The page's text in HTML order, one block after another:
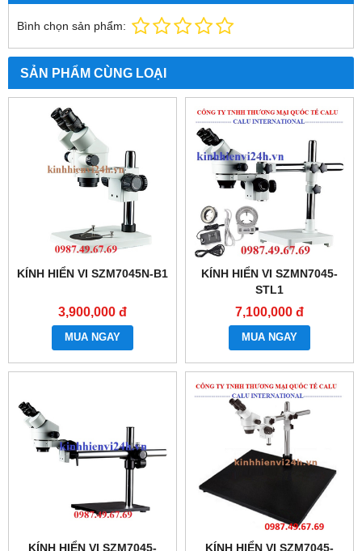
Bình chọn sản phẩm:
SẢN PHẨM CÙNG LOẠI
KÍNH HIỂN VI SZM7045N-B1
3,900,000 đ
MUA NGAY
KÍNH HIỂN VI SZMN7045-
STL1
7,100,000 đ
MUA NGAY
KÍNH HIỂN VI SZM7045-
KÍNH HIỂN VI SZM7045-